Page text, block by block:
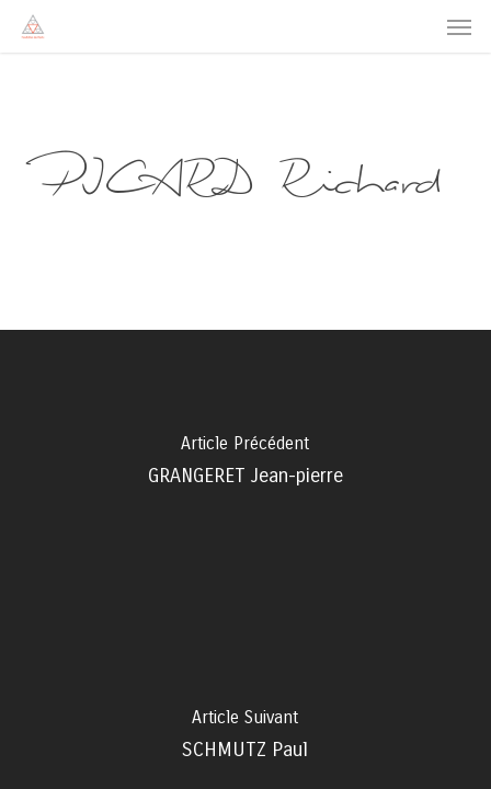
PICARD Richard
Article Précédent
GRANGERET Jean-pierre
Article Suivant
SCHMUTZ Paul